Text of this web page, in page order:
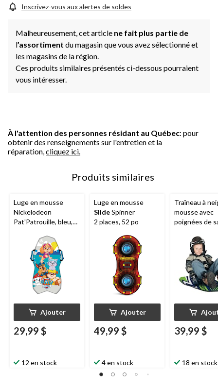
Inscrivez-vous aux alertes de soldes
Malheureusement, cet article ne fait plus partie de
l’assortiment du magasin que vous avez sélectionné et
les magasins de la région.
Ces produits similaires présentés ci-dessous pourraient
vous intéresser.
À l'attention des personnes résidant au Québec: pour
obtenir des renseignements sur l'entretien et la
réparation, cliquez ici.
Produits similaires
Luge en mousse
Nickelodeon
Pat'Patrouille, bleu,
Ajouter
29,99 $
12 en stock
Luge en mousse
SlideSpinner
2 places, 52 po
Ajouter
49,99 $
4 en stock
Traîneau à
mousse avec
poignées de
39,99 $
18 en stock